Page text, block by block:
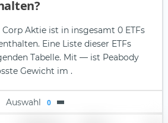
Aktie ist in insgesamt 0 ETFs
Eine Liste dieser ETFs
Tabelle. Mit — ist Peabody
Gewicht im .
Auswahl 0